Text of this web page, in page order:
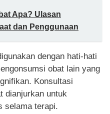
Apa? Ulasan
dan Penggunaan
dengan hati-hati
obat lain yang
Konsultasi
dianjurkan untuk
selama terapi.